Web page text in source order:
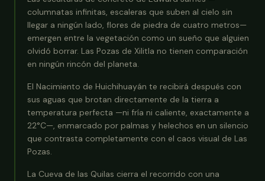
columnatas infinitas, escaleras que suben al cielo sin
llegar a ningún lado, flores de piedra de cuatro metros—
emergen entre la vegetación como un sueño que alguien
olvidó borrar. Las Pozas de Xilitla no tienen comparación
en ningún rincón del planeta.
El Nacimiento de Huichihuayán te recibirá después con
sus aguas que brotan directamente de la tierra a
temperatura perfecta —ni fría ni caliente, exactamente a
22°C—, enmarcado por palmas y helechos en un silencio
que contrasta completamente con el caos visual de Las
Pozas.
La Cueva de las Quilas cierra el recorrido con una